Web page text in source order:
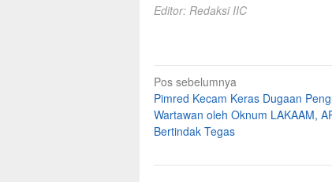
Editor: Redaksi IIC
Navigasi
pos
Pos sebelumnya
Pimred Kecam Keras Dugaan
Wartawan oleh Oknum LAKAAM,
Bertindak Tegas